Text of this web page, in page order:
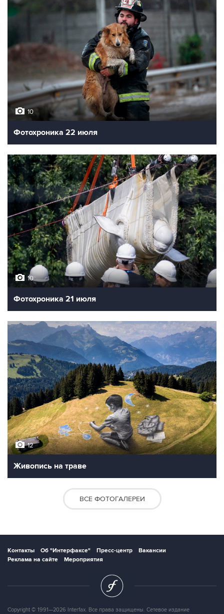
10
Фотохроника 22 июля
10
Фотохроника 21 июля
12
Живопись на траве
ВСЕ ФОТОГАЛЕРЕИ
Контакты Об "Интерфаксе" Пресс-центр
Вакансии
Реклама на сайте
Мероприятия
Copyright © 1991—2026 Interfax. Все права защищены. Сетевое издание